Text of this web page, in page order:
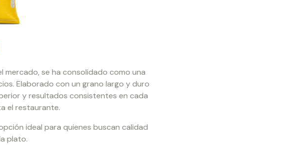
mercado, se ha consolidado como una
Elaborado con un grano largo y duro
y resultados consistentes en cada
el restaurante.
ideal para quienes buscan calidad
plato.